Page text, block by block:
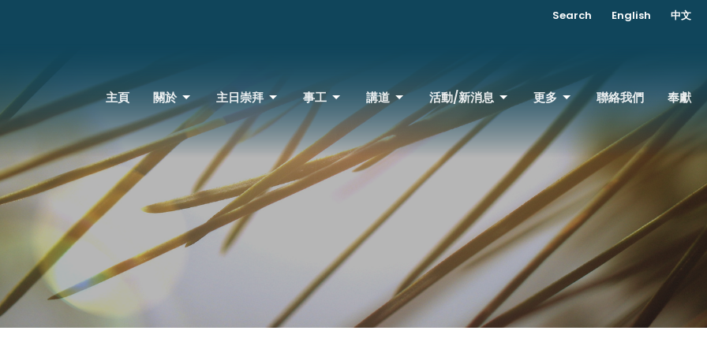
Search English 中文
主頁 關於 主日崇拜 事工 講道 活動/新消息 更多 聯絡我們 奉獻